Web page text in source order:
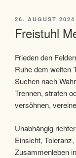
VERÖFFENTLICHT
26. AUGUST 2024
Freistuhl
Frieden den
Ruhe dem weiten
Suchen nach
Trennen, strafen
versöhnen,
Unabhängig
Einsicht,
Zusammenleben